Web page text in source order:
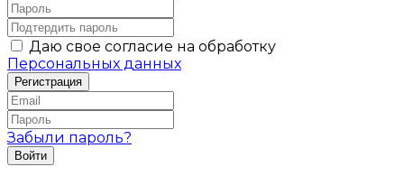
Даю свое согласие на обработку
Персональных данных
Забыли пароль?